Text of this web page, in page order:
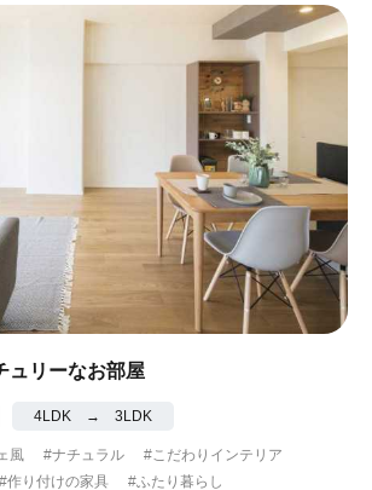
ュリーなお部屋
4LDK → 3LDK
風 #ナチュラル
#こだわりインテリア
#作り付けの家具
#ふたり暮らし